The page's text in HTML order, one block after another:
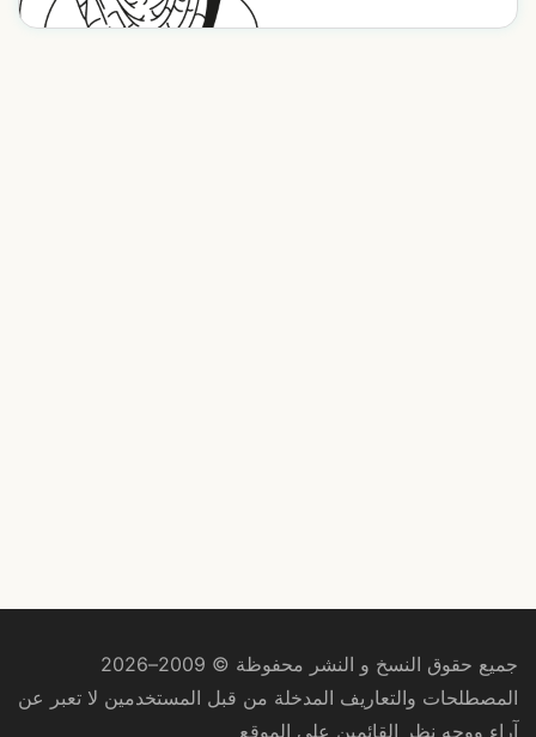
جميع حقوق النسخ و النشر محفوظة © 2009–2026
المصطلحات والتعاريف المدخلة من قبل المستخدمين لا تعبر عن
آراء ووجه نظر القائمين على الموقع